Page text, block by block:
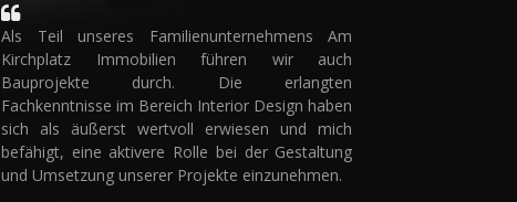
Als Teil unseres Familienunternehmens Am
Kirchplatz Immobilien führen wir auch
Bauprojekte durch. Die erlangten
Fachkenntnisse im Bereich Interior Design haben
sich als äußerst wertvoll erwiesen und mich
befähigt, eine aktivere Rolle bei der Gestaltung
und Umsetzung unserer Projekte einzunehmen.